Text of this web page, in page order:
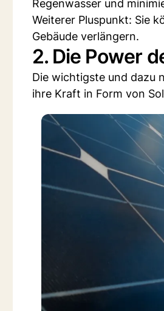
Regenwasser und
Weiterer Pluspunkt: Sie
Gebäude verlängern.
2. Die Power
Die wichtigste und dazu
ihre Kraft in Form von